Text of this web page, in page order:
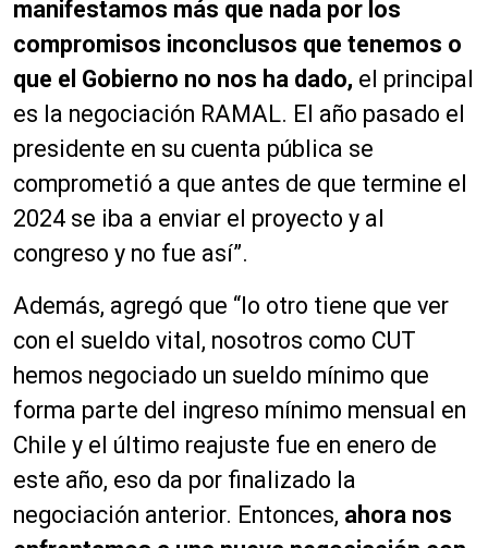
manifestamos más que nada por los
compromisos inconclusos que tenemos o
que el Gobierno no nos ha dado, el principal
es la negociación RAMAL. El año pasado el
presidente en su cuenta pública se
comprometió a que antes de que termine el
2024 se iba a enviar el proyecto y al
congreso y no fue así”.
Además, agregó que “lo otro tiene que ver
con el sueldo vital, nosotros como CUT
hemos negociado un sueldo mínimo que
forma parte del ingreso mínimo mensual en
Chile y el último reajuste fue en enero de
este año, eso da por finalizado la
negociación anterior. Entonces, ahora nos